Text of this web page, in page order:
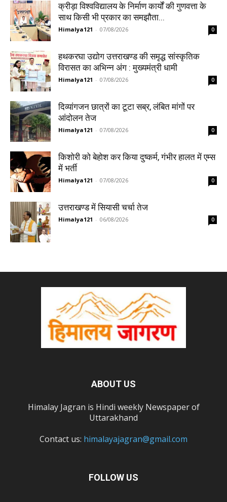
क्रीड़ा विश्वविद्यालय के निर्माण कार्यों की गुणवत्ता के
साथ किसी भी प्रकार का समझौता...
Himalya121 - 07/08/2026 0
हथकरघा उद्योग उत्तराखण्ड की समृद्ध सांस्कृतिक
विरासत का अभिन्न अंग : मुख्यमंत्री धामी
Himalya121 - 07/08/2026 0
दिव्यांगजन छात्रों का टूटा सब्र, लंबित मांगों पर
आंदोलन तेज
Himalya121 - 07/08/2026 0
किशोरी को बेहोश कर किया दुष्कर्म, गंभीर हालत में एम्स
में भर्ती
Himalya121 - 07/08/2026 0
उत्तराखण्ड में सियासी चर्चा तेज
Himalya121 - 06/08/2026 0
ABOUT US
Himalay Jagran is Hindi weekly Newspaper of
Uttarakhand
Contact us: himalayajagran@gmail.com
FOLLOW US